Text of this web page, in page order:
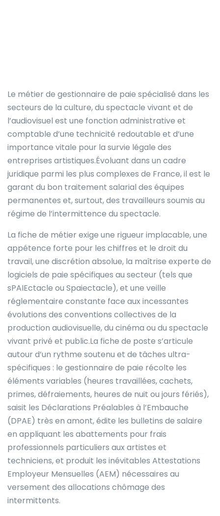
Le métier de gestionnaire de paie spécialisé dans les
secteurs de la culture, du spectacle vivant et de
l’audiovisuel est une fonction administrative et
comptable d’une technicité redoutable et d’une
importance vitale pour la survie légale des
entreprises artistiques.Évoluant dans un cadre
juridique parmi les plus complexes de France, il est le
garant du bon traitement salarial des équipes
permanentes et, surtout, des travailleurs soumis au
régime de l’intermittence du spectacle.
La fiche de métier exige une rigueur implacable, une
appétence forte pour les chiffres et le droit du
travail, une discrétion absolue, la maîtrise experte de
logiciels de paie spécifiques au secteur (tels que
sPAIEctacle ou Spaiectacle), et une veille
réglementaire constante face aux incessantes
évolutions des conventions collectives de la
production audiovisuelle, du cinéma ou du spectacle
vivant privé et public.La fiche de poste s’articule
autour d’un rythme soutenu et de tâches ultra-
spécifiques : le gestionnaire de paie récolte les
éléments variables (heures travaillées, cachets,
primes, défraiements, heures de nuit ou jours fériés),
saisit les Déclarations Préalables à l’Embauche
(DPAE) très en amont, édite les bulletins de salaire
en appliquant les abattements pour frais
professionnels particuliers aux artistes et
techniciens, et produit les inévitables Attestations
Employeur Mensuelles (AEM) nécessaires au
versement des allocations chômage des
intermittents.